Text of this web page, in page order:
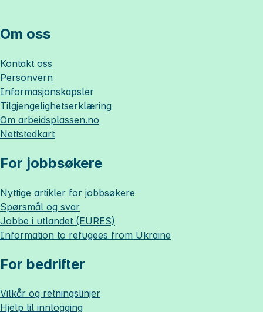
Om oss
Kontakt oss
Personvern
Informasjonskapsler
Tilgjengelighetserklæring
Om arbeidsplassen.no
Nettstedkart
For jobbsøkere
Nyttige artikler for jobbsøkere
Spørsmål og svar
Jobbe i utlandet (EURES)
Information to refugees from Ukraine
For bedrifter
Vilkår og retningslinjer
Hjelp til innlogging